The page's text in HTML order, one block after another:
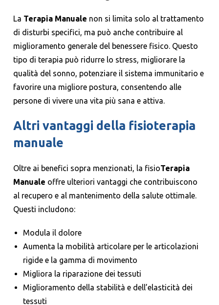
La Terapia Manuale non si limita solo al trattamento
di disturbi specifici, ma può anche contribuire al
miglioramento generale del benessere fisico. Questo
tipo di terapia può ridurre lo stress, migliorare la
qualità del sonno, potenziare il sistema immunitario e
favorire una migliore postura, consentendo alle
persone di vivere una vita più sana e attiva.
Altri vantaggi della fisioterapia
manuale
Oltre ai benefici sopra menzionati, la fisioTerapia
Manuale offre ulteriori vantaggi che contribuiscono
al recupero e al mantenimento della salute ottimale.
Questi includono:
Modula il dolore
Aumenta la mobilità articolare per le articolazioni
rigide e la gamma di movimento
Migliora la riparazione dei tessuti
Miglioramento della stabilità e dell’elasticità dei
tessuti